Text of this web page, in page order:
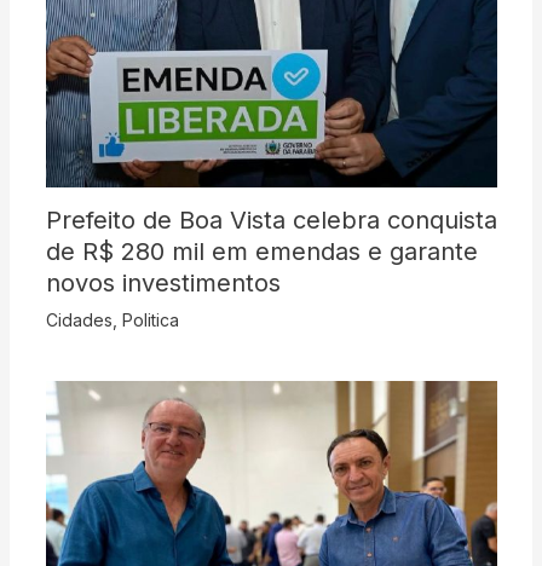
Prefeito de Boa Vista celebra conquista
de R$ 280 mil em emendas e garante
novos investimentos
Cidades Politica